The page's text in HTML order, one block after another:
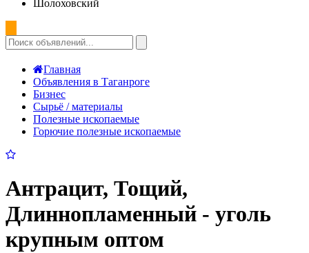
Шолоховский
Главная
Объявления в Таганроге
Бизнес
Сырьё / материалы
Полезные ископаемые
Горючие полезные ископаемые
Антрацит, Тощий,
Длиннопламенный - уголь
крупным оптом